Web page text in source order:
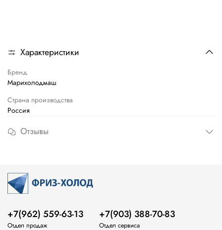
Характеристики
Бренд
Марихолодмаш
Страна производства
Россия
Отзывы
+7(962) 559-63-13
Отдел продаж
+7(903) 388-70-83
Отдел сервиса